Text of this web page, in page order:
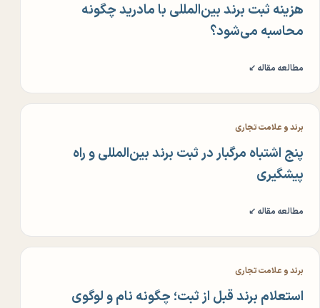
هزینه ثبت برند بین‌المللی با مادرید چگونه
محاسبه می‌شود؟
مطالعه مقاله ↙
برند و علامت تجاری
پنج اشتباه مرگبار در ثبت برند بین‌المللی و راه
پیشگیری
مطالعه مقاله ↙
برند و علامت تجاری
استعلام برند قبل از ثبت؛ چگونه نام و لوگوی